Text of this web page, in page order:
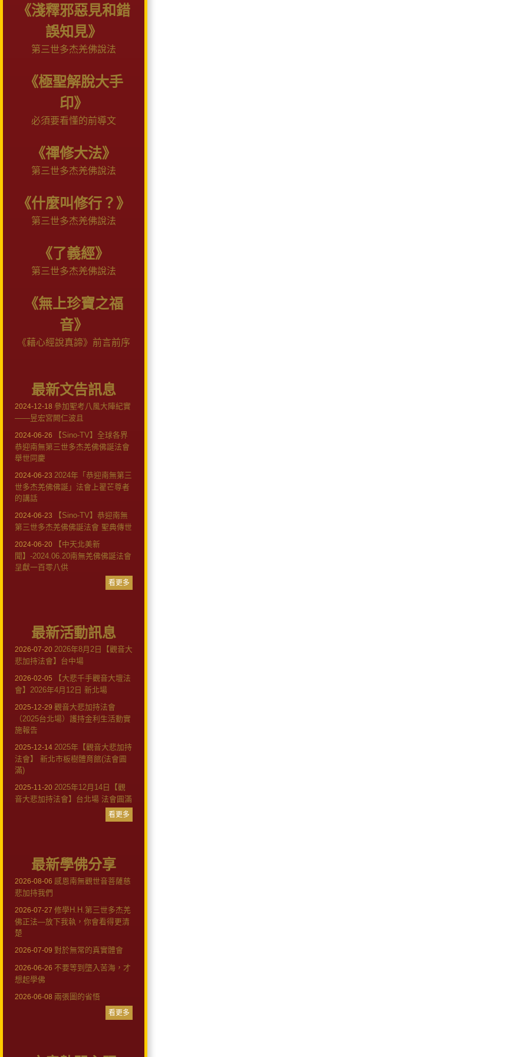
《淺釋邪惡見和錯
誤知見》
第三世多杰羌佛說法
《極聖解脫大手
印》
必須要看懂的前導文
《禪修大法》
第三世多杰羌佛說法
《什麼叫修行？》
第三世多杰羌佛說法
《了義經》
第三世多杰羌佛說法
《無上珍寶之福
音》
《藉心經說真諦》前言前序
最新文告訊息
2024-12-18 參加聖考八風大陣紀實
——昱宏宮闕仁波且
2024-06-26
【Sino-TV】全球各界
恭迎南無第三世多杰羌佛佛誕法會
舉世同慶
2024-06-23 2024年「恭迎南無第三
世多杰羌佛佛誕」法會上翟芒尊者
的講話
2024-06-23
【Sino-TV】恭迎南無
第三世多杰羌佛佛誕法會 聖典傳世
2024-06-20
【中天北美新
聞】-2024.06.20南無羌佛佛誕法會
呈獻一百零八供
看更多
最新活動訊息
2026-07-20 2026年8月2日【觀音大
悲加持法會】台中場
2026-02-05
【大悲千手觀音大壇法
會】2026年4月12日 新北場
2025-12-29 觀音大悲加持法會
（2025台北場）護持金利生活動實
施報告
2025-12-14 2025年【觀音大悲加持
法會】 新北市板樹體育館(法會圓
滿)
2025-11-20 2025年12月14日【觀
音大悲加持法會】台北場 法會圓滿
看更多
最新學佛分享
2026-08-06 感恩南無觀世音菩薩慈
悲加持我們
2026-07-27 修學H.H.第三世多杰羌
佛正法—放下我執，你會看得更清
楚
2026-07-09 對於無常的真實體會
2026-06-26 不要等到墮入苦海，才
想起學佛
2026-06-08 兩張圖的省悟
看更多